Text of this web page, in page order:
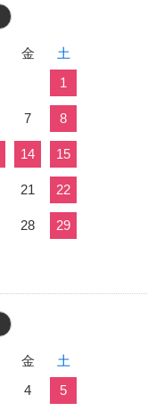
金
土
1
7 8
14 15
21 22
28 29
金
土
4 5